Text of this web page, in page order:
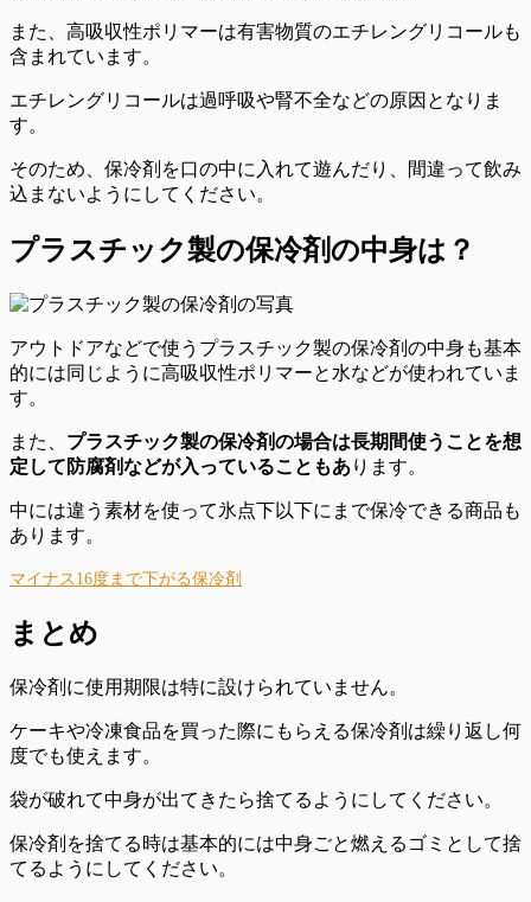
また、高吸収性ポリマーは有害物質のエチレングリコールも
含まれています。
エチレングリコールは過呼吸や腎不全などの原因となりま
す。
そのため、保冷剤を口の中に入れて遊んだり、間違って飲み
込まないようにしてください。
プラスチック製の保冷剤の中身は？
アウトドアなどで使うプラスチック製の保冷剤の中身も基本
的には同じように高吸収性ポリマーと水などが使われていま
す。
また、 プラスチック製の保冷剤の場合は長期間使うことを想
定して防腐剤などが入っていることもあります。
中には違う素材を使って氷点下以下にまで保冷できる商品も
あります。
マイナス16度まで下がる保冷剤
まとめ
保冷剤に使用期限は特に設けられていません。
ケーキや冷凍食品を買った際にもらえる保冷剤は繰り返し何
度でも使えま す。
袋が破れて中身が出てきたら捨てる ようにしてください。
保冷剤を捨てる時は基本的には中身ごと燃えるゴミ として捨
てるようにしてください。